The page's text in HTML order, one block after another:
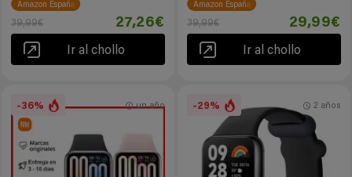
Amazon España
39,99€ 27,26€
Ir al chollo
Amazon España
39,99€ 29,99€
Ir al chollo
-36% un año -29% 2 años